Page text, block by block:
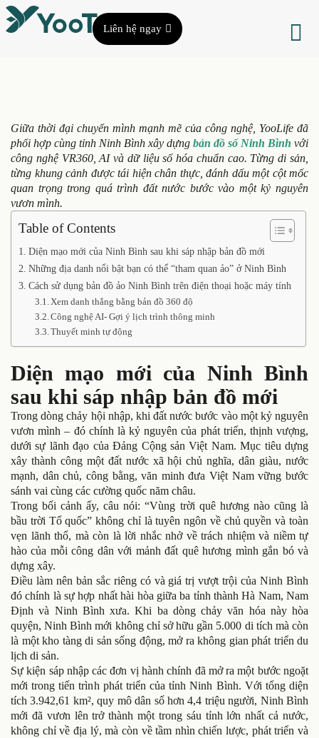
Liên hệ ngay
Giữa thời đại chuyển mình mạnh mẽ của công nghệ, YooLife đã
phối hợp cùng tỉnh Ninh Bình xây dựng bản đồ số Ninh Bình với
công nghệ VR360, AI và dữ liệu số hóa chuẩn cao. Từng di sản,
từng khung cảnh được tái hiện chân thực, đánh dấu một cột mốc
quan trọng trong quá trình đất nước bước vào một kỷ nguyên
vươn mình.
Table of Contents
Diện mạo mới của Ninh Bình sau khi sáp nhập bản đồ mới
Những địa danh nổi bật bạn có thể “tham quan ảo” ở Ninh Bình
Cách sử dụng bản đồ ảo Ninh Bình trên điện thoại hoặc máy tính
Xem danh thắng bằng bản đồ 360 độ
Công nghệ AI- Gợi ý lịch trình thông minh
Thuyết minh tự động
Diện mạo mới của Ninh Bình
sau khi sáp nhập bản đồ mới
Trong dòng chảy hội nhập, khi đất nước bước vào một kỷ nguyên
vươn mình – đó chính là kỷ nguyên của phát triển, thịnh vượng,
dưới sự lãnh đạo của Đảng Cộng sản Việt Nam. Mục tiêu dựng
xây thành công một đất nước xã hội chủ nghĩa, dân giàu, nước
mạnh, dân chủ, công bằng, văn minh đưa Việt Nam vững bước
sánh vai cùng các cường quốc năm châu.
Trong bối cảnh ấy, câu nói: “Vùng trời quê hương nào cũng là
bầu trời Tổ quốc” không chỉ là tuyên ngôn về chủ quyền và toàn
vẹn lãnh thổ, mà còn là lời nhắc nhở về trách nhiệm và niềm tự
hào của mỗi công dân với mảnh đất quê hương mình gắn bó và
dựng xây.
Điều làm nên bản sắc riêng có và giá trị vượt trội của Ninh Bình
đó chính là sự hợp nhất hài hòa giữa ba tỉnh thành Hà Nam, Nam
Định và Ninh Bình xưa. Khi ba dòng chảy văn hóa này hòa
quyện, Ninh Bình mới không chỉ sở hữu gần 5.000 di tích mà còn
là một kho tàng di sản sống động, mở ra không gian phát triển du
lịch di sản.
Sự kiện sáp nhập các đơn vị hành chính đã mở ra một bước ngoặt
mới trong tiến trình phát triển của tỉnh Ninh Bình. Với tổng diện
tích 3.942,61 km², quy mô dân số hơn 4,4 triệu người, Ninh Bình
mới đã vươn lên trở thành một trong sáu tỉnh lớn nhất cả nước,
không chỉ về địa lý, mà còn về tầm nhìn chiến lược, phát triển và